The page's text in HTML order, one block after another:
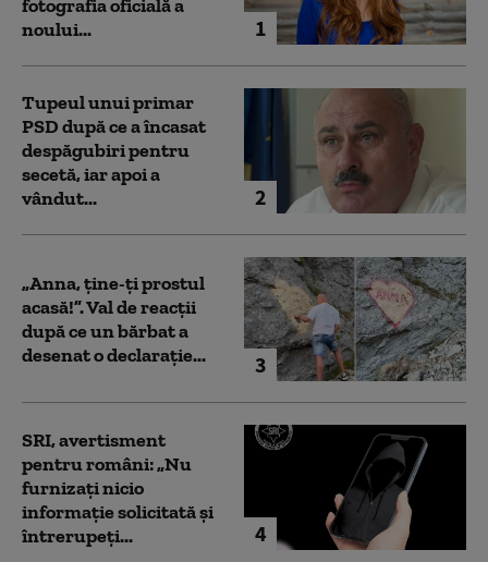
1
fotografia oficială a
noului...
2
Tupeul unui primar
PSD după ce a încasat
despăgubiri pentru
secetă, iar apoi a
vândut...
3
„Anna, ţine-ţi prostul
acasă!”. Val de reacții
după ce un bărbat a
desenat o declarație...
4
SRI, avertisment
pentru români: „Nu
furnizați nicio
informație solicitată și
întrerupeți...